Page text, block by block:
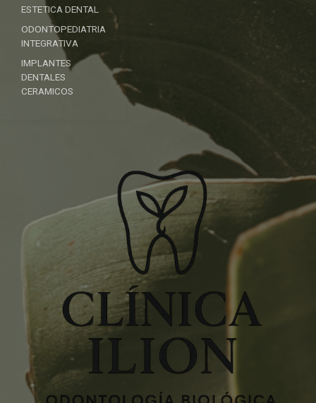
ESTETICA DENTAL
ODONTOPEDIATRIA
INTEGRATIVA
IMPLANTES
DENTALES
CERAMICOS